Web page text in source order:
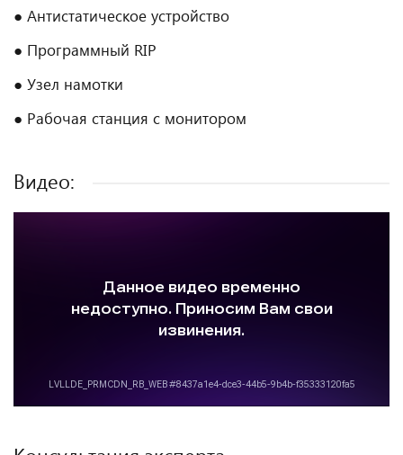
● Антистатическое устройство
● Программный RIP
● Узел намотки
● Рабочая станция с монитором
Видео: